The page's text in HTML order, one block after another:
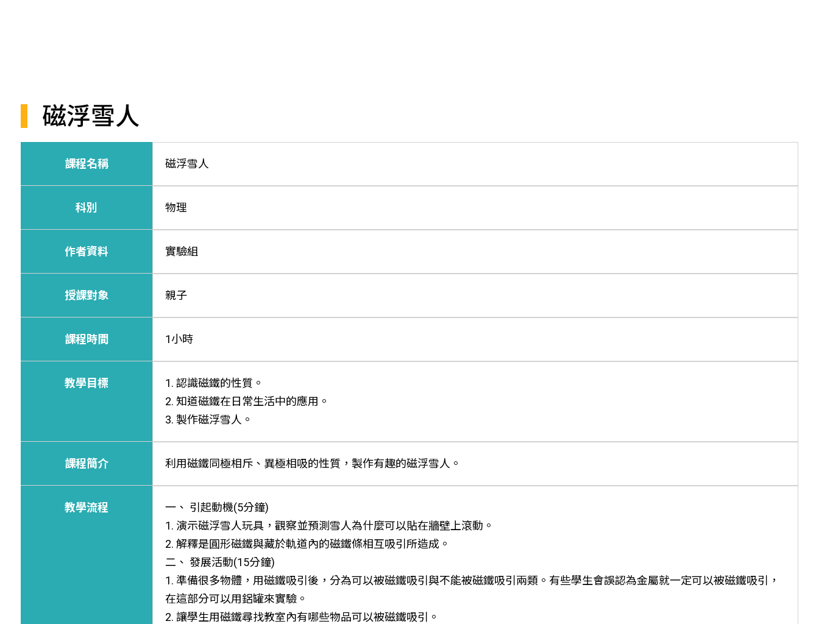
磁浮雪人
課程名稱 磁浮雪人
科別 物理
作者資料 實驗組
授課對象 親子
課程時間 1小時
教學目標
1. 認識磁鐵的性質。
2. 知道磁鐵在日常生活中的應用。
3. 製作磁浮雪人。
課程簡介 利用磁鐵同極相斥、異極相吸的性質，製作有趣的磁浮雪人。
教學流程
一、 引起動機(5分鐘)
1. 演示磁浮雪人玩具，觀察並預測雪人為什麼可以貼在牆壁上滾動。
2. 解釋是圓形磁鐵與藏於軌道內的磁鐵條相互吸引所造成。
二、 發展活動(15分鐘)
1. 準備很多物體，用磁鐵吸引後，分為可以被磁鐵吸引與不能被磁鐵吸引兩類。有些學生會誤認為金屬就一定可以被磁鐵吸引，
在這部分可以用鋁罐來實驗。
2. 讓學生用磁鐵尋找教室內有哪些物品可以被磁鐵吸引。